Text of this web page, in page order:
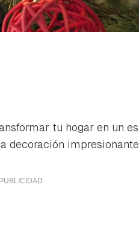
tu hogar en un
decoración